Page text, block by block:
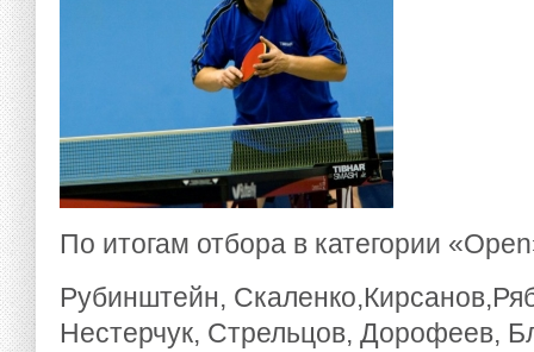
По итогам отбора в категории
Рубинштейн,
Нестерчук, Стрельцов, Дорофеев,